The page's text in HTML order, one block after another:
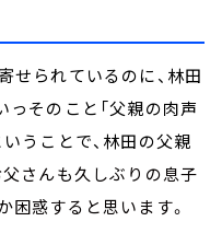
せられているのに、林田
そのこと「父親の肉声
うことで、林田の父親
父さんも久しぶりの息子
困惑すると思います。